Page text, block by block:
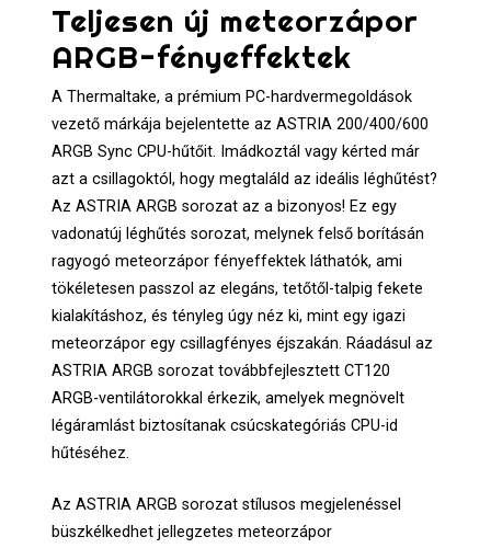
Teljesen új meteorzápor
ARGB-fényeffektek
A Thermaltake, a prémium PC-hardvermegoldások
vezető márkája bejelentette az ASTRIA 200/400/600
ARGB Sync CPU-hűtőit. Imádkoztál vagy kérted már
azt a csillagoktól, hogy megtaláld az ideális léghűtést?
Az ASTRIA ARGB sorozat az a bizonyos! Ez egy
vadonatúj léghűtés sorozat, melynek felső borításán
ragyogó meteorzápor fényeffektek láthatók, ami
tökéletesen passzol az elegáns, tetőtől-talpig fekete
kialakításhoz, és tényleg úgy néz ki, mint egy igazi
meteorzápor egy csillagfényes éjszakán. Ráadásul az
ASTRIA ARGB sorozat továbbfejlesztett CT120
ARGB-ventilátorokkal érkezik, amelyek megnövelt
légáramlást biztosítanak csúcskategóriás CPU-id
hűtéséhez.
Az ASTRIA ARGB sorozat stílusos megjelenéssel
büszkélkedhet jellegzetes meteorzápor